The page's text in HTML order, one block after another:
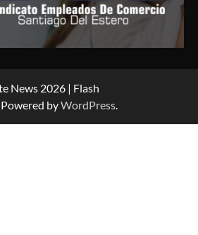
News 2026 | Flash
byWordPress.